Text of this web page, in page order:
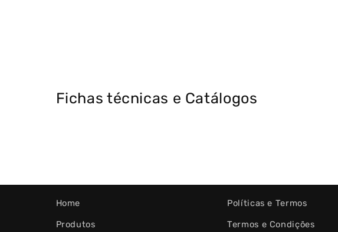
Fichas técnicas e Catálogos
Home
Produtos
Políticas e Termos
Termos e Condições